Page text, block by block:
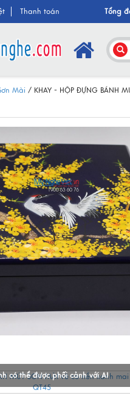
Thanh toán Tổng
Mài / KHAY - HỘP ĐỰNG BÁNH
có thể được phối cảnh với AI